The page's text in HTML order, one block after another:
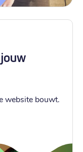
website bouwt.